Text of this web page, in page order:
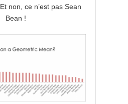
Et non, ce n’est pas Sean
Bean !